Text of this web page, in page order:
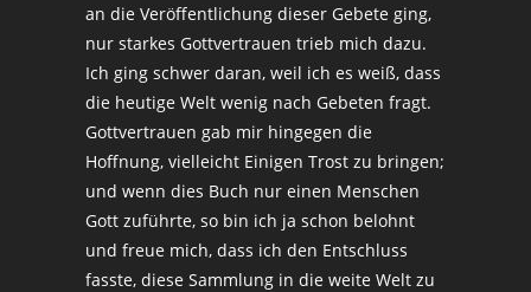
an die Veröffentlichung dieser Gebete ging,
nur starkes Gottvertrauen trieb mich dazu.
Ich ging schwer daran, weil ich es weiß, dass
die heutige Welt wenig nach Gebeten fragt.
Gottvertrauen gab mir hingegen die
Hoffnung, vielleicht Einigen Trost zu bringen;
und wenn dies Buch nur einen Menschen
Gott zuführte, so bin ich ja schon belohnt
und freue mich, dass ich den Entschluss
fasste, diese Sammlung in die weite Welt zu